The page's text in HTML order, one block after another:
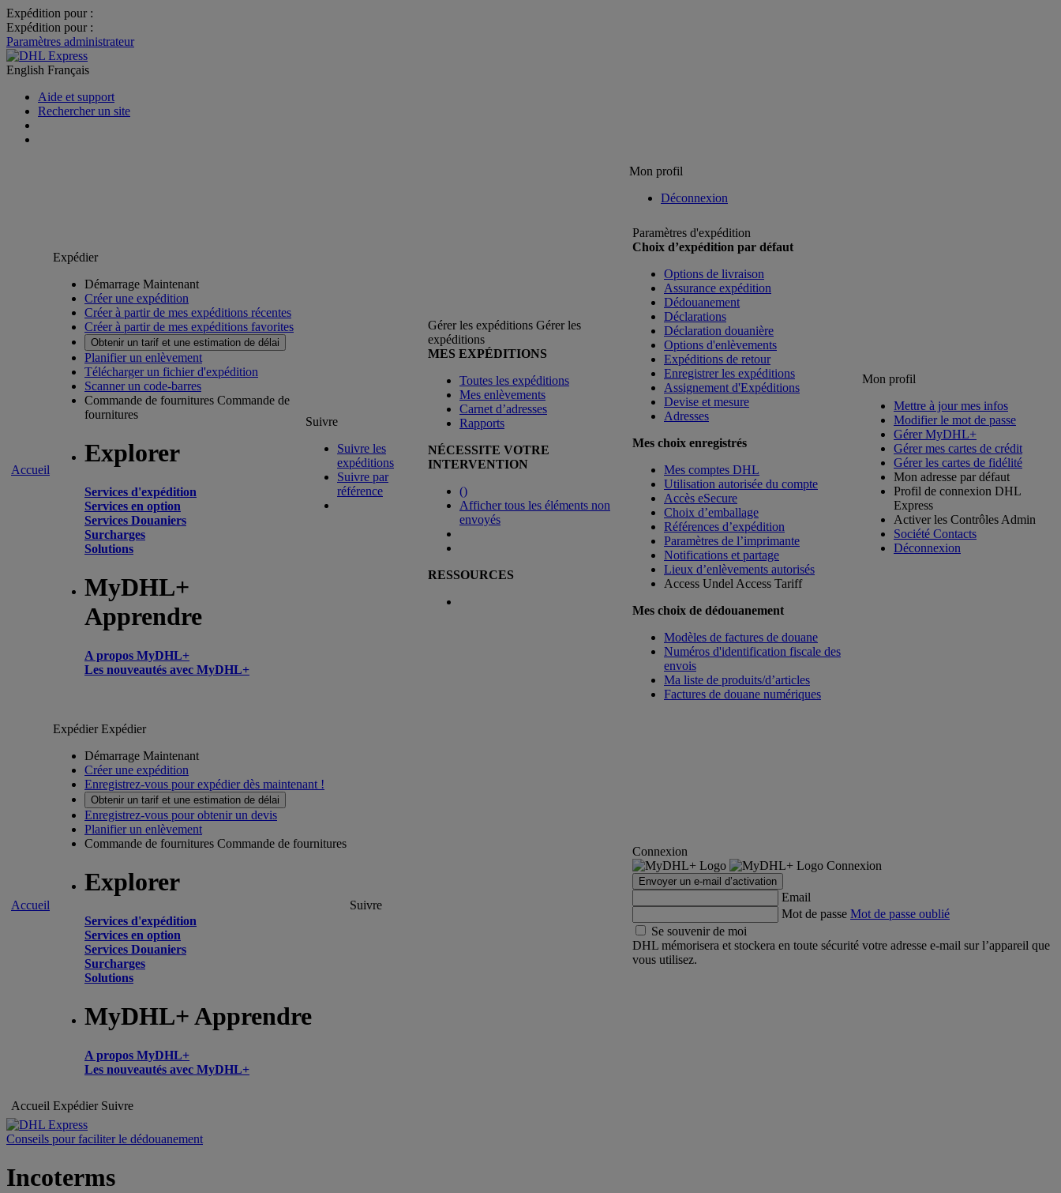
Expédition pour :
Expédition pour :
Paramètres administrateur
English Français
Aide et support
Rechercher un site
Mon profil
Déconnexion
Accueil
Expédier
Démarrage Maintenant
Créer une expédition
Créer à partir de mes expéditions récentes
Créer à partir de mes expéditions favorites
Obtenir un tarif et une estimation de délai
Planifier un enlèvement
Télécharger un fichier d'expédition
Scanner un code-barres
Commande de fournitures Commande de
fournitures
Explorer
Services d'expédition
Services en option
Services Douaniers
Surcharges
Solutions
MyDHL+
Apprendre
A propos MyDHL+
Les nouveautés avec MyDHL+
Suivre
Suivre les
expéditions
Suivre par
référence
Gérer les expéditions Gérer les
expéditions
MES EXPÉDITIONS
Toutes les expéditions
Mes enlèvements
Carnet d’adresses
Rapports
NÉCESSITE VOTRE
INTERVENTION
()
Afficher tous les éléments non
envoyés
RESSOURCES
Paramètres d'expédition
Choix d’expédition par défaut
Options de livraison
Assurance expédition
Dédouanement
Déclarations
Déclaration douanière
Options d'enlèvements
Expéditions de retour
Enregistrer les expéditions
Assignement d'Expéditions
Devise et mesure
Adresses
Mes choix enregistrés
Mes comptes DHL
Utilisation autorisée du compte
Accès eSecure
Choix d’emballage
Références d’expédition
Paramètres de l’imprimante
Notifications et partage
Lieux d’enlèvements autorisés
Access Undel Access Tariff
Mes choix de dédouanement
Modèles de factures de douane
Numéros d'identification fiscale des
envois
Ma liste de produits/d’articles
Factures de douane numériques
Mon profil
Mettre à jour mes infos
Modifier le mot de passe
Gérer MyDHL+
Gérer mes cartes de crédit
Gérer les cartes de fidélité
Mon adresse par défaut
Profil de connexion DHL
Express
Activer les Contrôles Admin
Société Contacts
Déconnexion
Accueil
ExpédierExpédier
Démarrage Maintenant
Créer une expédition
Enregistrez-vous pour expédier dès maintenant !
Obtenir un tarif et une estimation de délai
Enregistrez-vous pour obtenir un devis
Planifier un enlèvement
Commande de fournitures Commande de fournitures
Explorer
Services d'expédition
Services en option
Services Douaniers
Surcharges
Solutions
MyDHL+ Apprendre
A propos MyDHL+
Les nouveautés avec MyDHL+
Suivre
Connexion
Connexion
Envoyer un e-mail d’activation
Email
Mot de passe Mot de passe oublié
Se souvenir de moi
DHL mémorisera et stockera en toute sécurité votre adresse e-mail sur l’appareil que
vous utilisez.
Accueil Expédier Suivre
Conseils pour faciliter le dédouanement
Incoterms